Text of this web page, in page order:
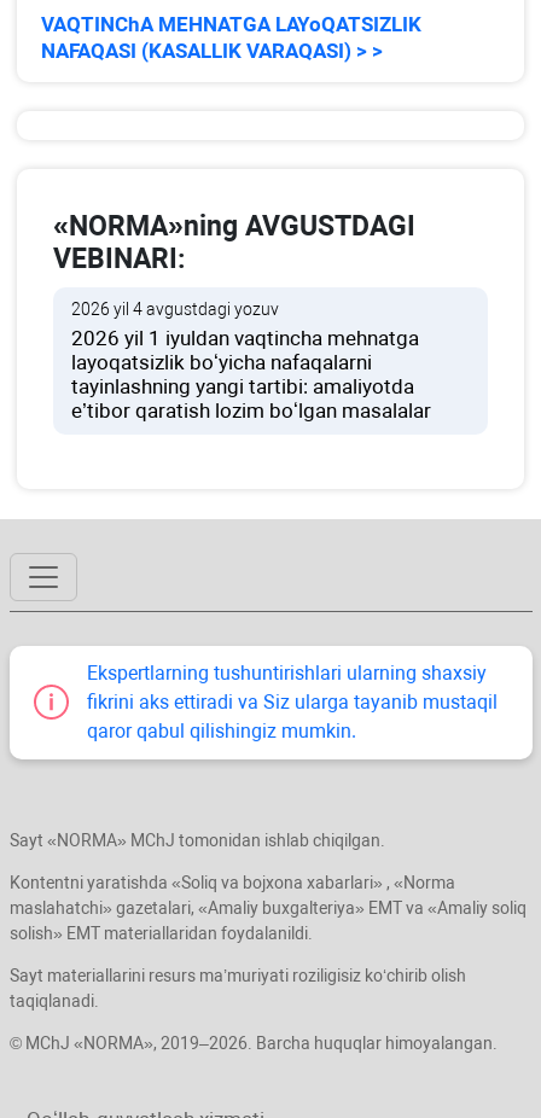
VAQTINChA MEHNATGA LAYoQATSIZLIK
NAFAQASI (KASALLIK VARAQASI) > >
«NORMA»ning AVGUSTDAGI
VEBINARI:
2026 yil 4 avgustdagi yozuv
2026 yil 1 iyuldan vaqtincha mehnatga
layoqatsizlik boʻyicha nafaqalarni
tayinlashning yangi tartibi: amaliyotda
e’tibor qaratish lozim boʻlgan masalalar
Ekspertlarning tushuntirishlari ularning shaхsiy
fikrini aks ettiradi va Siz ularga tayanib mustaqil
qaror qabul qilishingiz mumkin.
Sayt «NORMA» MChJ tomonidan ishlab chiqilgan.
Kontentni yaratishda «Soliq va bojхona хabarlari» , «Norma
maslahatchi» gazetalari, «Amaliy buхgalteriya» EMT va «Amaliy soliq
solish» EMT materiallaridan foydalanildi.
Sayt materiallarini resurs ma’muriyati roziligisiz koʻchirib olish
taqiqlanadi.
© MChJ «NORMA», 2019–2026. Barcha huquqlar himoyalangan.